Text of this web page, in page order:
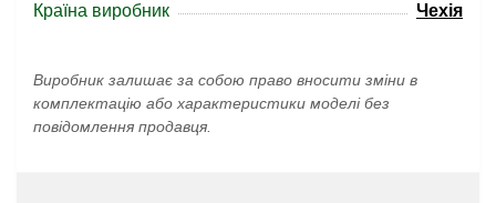
Країна виробник
Чехія
Виробник залишає за собою право вносити зміни в
комплектацію або характеристики моделі без
повідомлення продавця.